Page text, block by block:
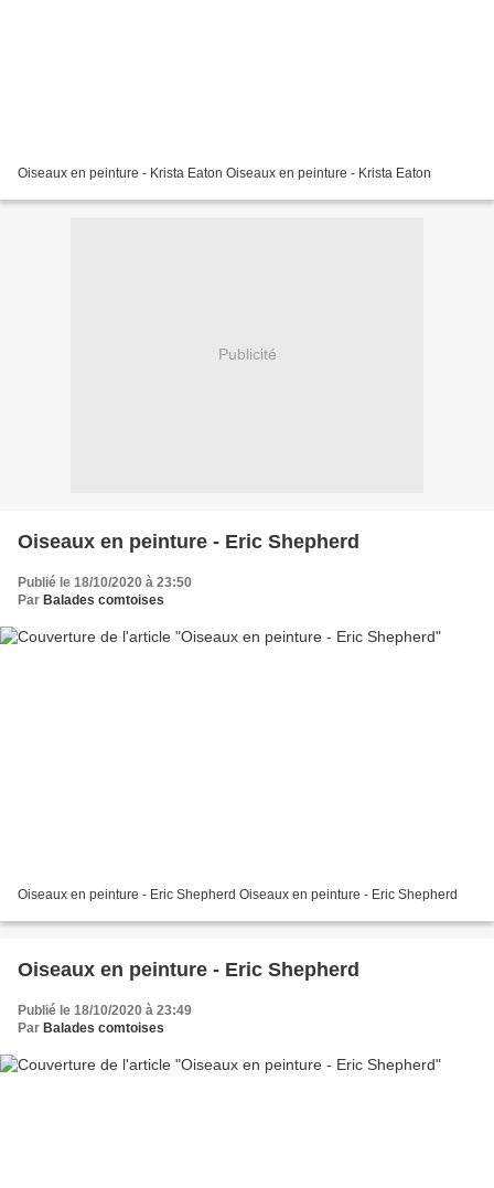
Oiseaux en peinture - Krista Eaton Oiseaux en peinture - Krista Eaton
Publicité
Oiseaux en peinture - Eric Shepherd
Publié le 18/10/2020 à 23:50
Par Balades comtoises
Oiseaux en peinture - Eric Shepherd Oiseaux en peinture - Eric Shepherd
Oiseaux en peinture - Eric Shepherd
Publié le 18/10/2020 à 23:49
Par Balades comtoises